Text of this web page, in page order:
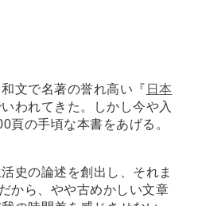
和文で名著の誉れ高い『 日本
われてきた。しかし今や入
頁の手頃な本書をあげる。
史の論述を創出し、それま
から、やや古めかしい文章